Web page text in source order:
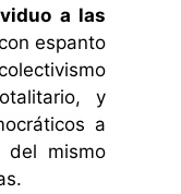
a las
espanto
y
a
del mismo